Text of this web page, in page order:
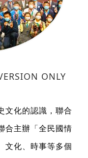
ONLY
文化的認識，聯合
合主辦「全民國情
文化、時事等多個